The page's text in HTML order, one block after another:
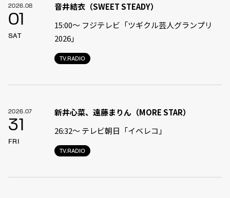
2026.08
01
SAT
TV.RADIO
音井結衣（SWEET STEADY）
15:00〜 フジテレビ「ツギクル芸人グランプリ
2026」
2026.07
31
FRI
TV.RADIO
新井心菜、遠藤まりん（MORE STAR）
26:32〜 テレビ朝日「イベレコ」